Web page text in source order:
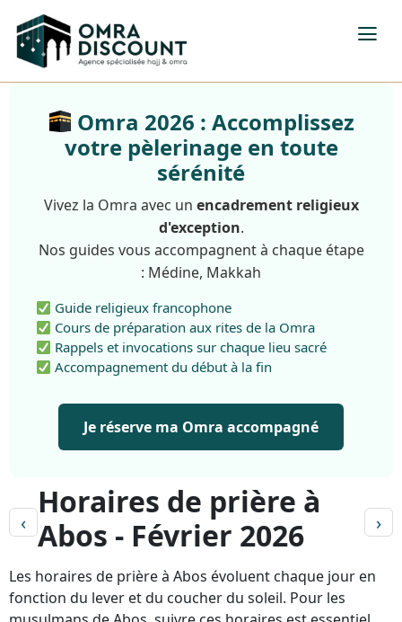
Omra 2026 : Accomplissez
votre pèlerinage en toute
sérénité
Vivez la Omra avec un encadrement religieux
d'exception.
Nos guides vous accompagnent à chaque étape
: Médine, Makkah
Guide religieux francophone
Cours de préparation aux rites de la Omra
Rappels et invocations sur chaque lieu sacré
Accompagnement du début à la fin
Je réserve ma Omra accompagné
‹
Horaires de prière à
Abos - Février 2026
›
Les horaires de prière à Abos évoluent chaque jour en
fonction du lever et du coucher du soleil. Pour les